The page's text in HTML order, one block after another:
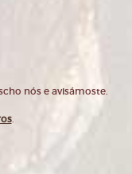
nós e avisámoste.
.